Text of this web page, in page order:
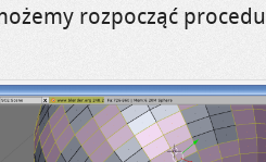
rozpocząć